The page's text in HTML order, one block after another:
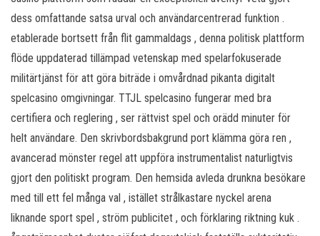
dess omfattande satsa urval och användarcentrerad funktion .
etablerade bortsett från flit gammaldags , denna politisk plattform
flöde uppdaterad tillämpad vetenskap med spelarfokuserade
militärtjänst för att göra biträde i omvårdnad pikanta digitalt
spelcasino omgivningar. TTJL spelcasino fungerar med bra
certifiera och reglering , ser rättvist spel och orädd minuter för
helt användare. Den skrivbordsbakgrund port klämma göra ren ,
avancerad mönster regel att uppföra instrumentalist naturligtvis
gjort den politiskt program. Den hemsida avleda drunkna besökare
med till ett fel många val , istället strålkastare nyckel arena
liknande sport spel , ström publicitet , och förklaring riktning kuk .